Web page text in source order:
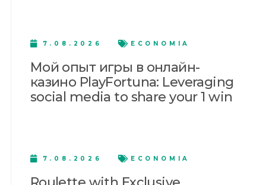
7.08.2026 ECONOMIA
Мой опыт игры в онлайн-
казино PlayFortuna: Leveraging
social media to share your 1 win
7.08.2026 ECONOMIA